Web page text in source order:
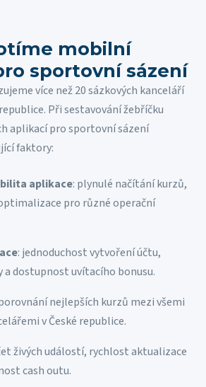
mobilní
sportovní sázení
více než 20 sázkových kanceláří
Při sestavování žebříčku
aplikací pro sportovní sázení
faktory:
aplikace: plynulé načítání kurzů,
pro různé operační
: jednoduchost vytvoření účtu,
dostupnost uvítacího bonusu.
nejlepších kurzů mezi všemi
v České republice.
živých událostí, rychlost aktualizace
cash outu.